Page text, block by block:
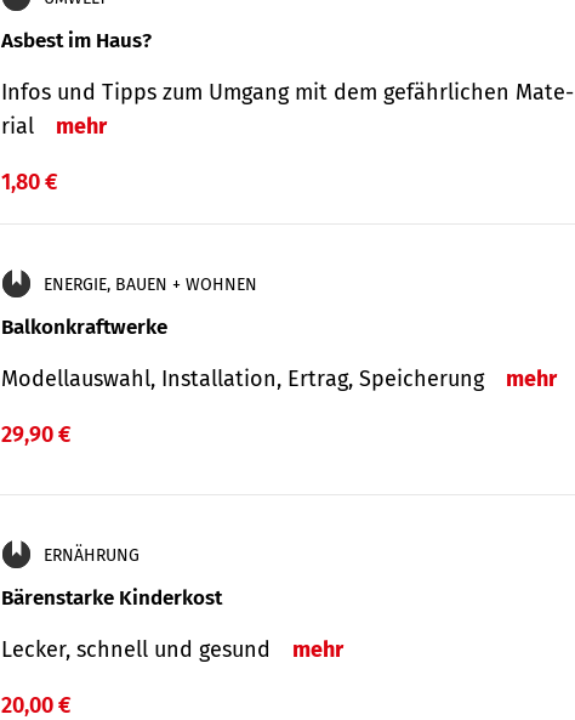
Asbest im Haus?
Infos und Tipps zum Um­gang mit dem ge­fähr­lichen Mate­
rial
mehr
1,80 €
ENERGIE, BAUEN + WOHNEN
Balkonkraftwerke
Modellauswahl, Installation, Ertrag, Speicherung mehr
29,90 €
ERNÄHRUNG
Bärenstarke Kinderkost
Lecker, schnell und gesund mehr
20,00 €